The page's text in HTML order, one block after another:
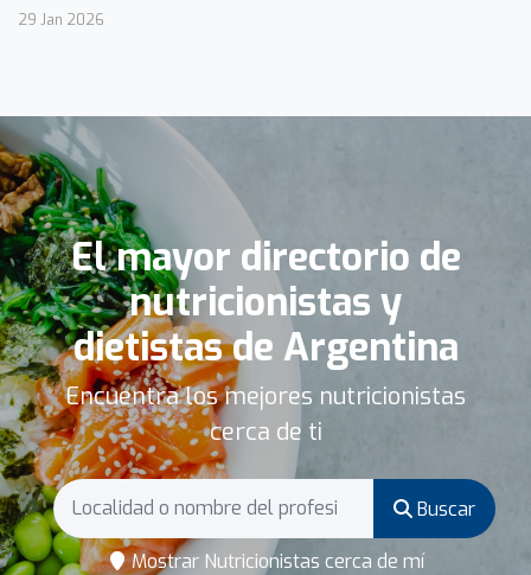
29 Jan 2026
El mayor directorio de
nutricionistas y
dietistas de Argentina
Encuentra los mejores nutricionistas
cerca de ti
Buscar
Mostrar Nutricionistas cerca de mí